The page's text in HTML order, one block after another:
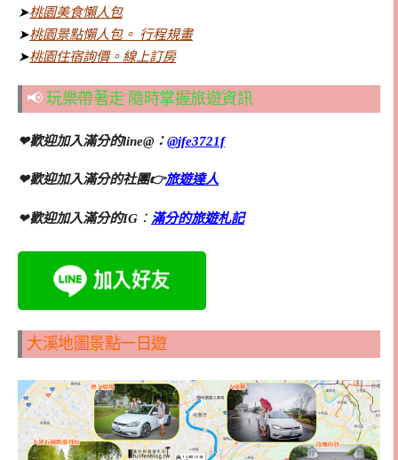
➤桃園美食懶人包
➤桃園景點懶人包。 行程規畫
➤桃園住宿詢價。線上訂房
📢玩樂帶著走 隨時掌握旅遊資訊
❤歡迎加入滿分的line@：@jfe3721f
❤歡迎加入滿分的社團👉旅遊達人
❤歡迎加入滿分的IG ： 滿分的旅遊札記
大溪地圖景點一日遊